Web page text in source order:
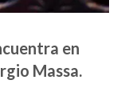
en
Massa.